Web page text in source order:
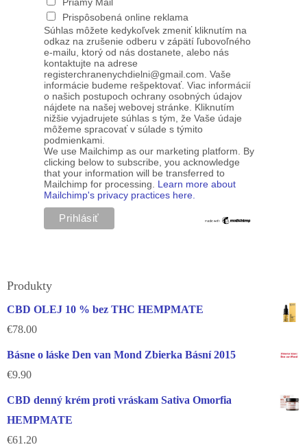
Prispôsobená online reklama
Súhlas môžete kedykoľvek zmeniť kliknutím na
odkaz na zrušenie odberu v zápätí ľubovoľného
e-mailu, ktorý od nás dostanete, alebo nás
kontaktujte na adrese
registerchranenychdielni@gmail.com. Vaše
informácie budeme rešpektovať. Viac informácií
o našich postupoch ochrany osobných údajov
nájdete na našej webovej stránke. Kliknutím
nižšie vyjadrujete súhlas s tým, že Vaše údaje
môžeme spracovať v súlade s týmito
podmienkami.
We use Mailchimp as our marketing platform. By
clicking below to subscribe, you acknowledge
that your information will be transferred to
Mailchimp for processing. Learn more about
Mailchimp's privacy practices here.
Produkty
CBD OLEJ 10 % bez THC HEMPMATE
€78.00
Básne o láske Den van Mond Zbierka Básní 2015
€9.90
CBD denný krém proti vráskam Sativa Omorfia
HEMPMATE
€61.20